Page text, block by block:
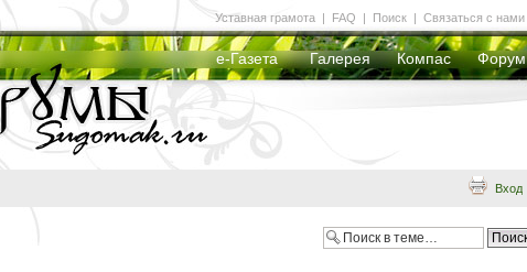
е-Газета Галерея Компас Форум
Уставная грамота | FAQ | Поиск | Связаться с нами
Вход